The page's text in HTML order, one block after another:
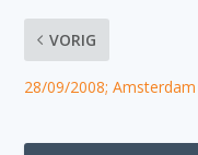
VORIG
28/09/2008; Amsterdam